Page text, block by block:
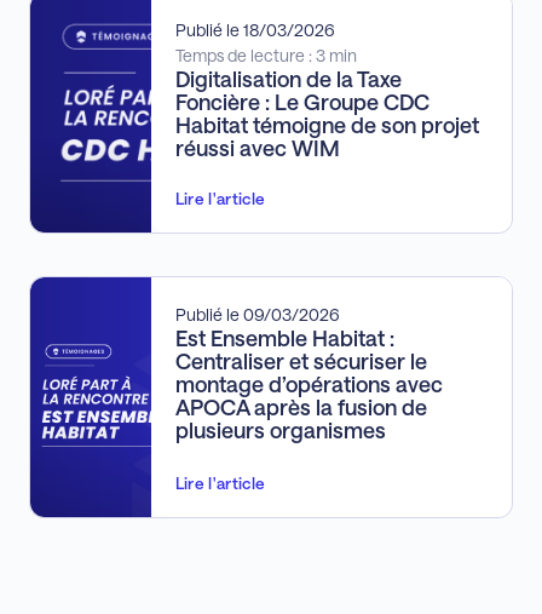
Publié le 18/03/2026
Temps de lecture : 3 min
Digitalisation de la Taxe
Foncière : Le Groupe CDC
Habitat témoigne de son projet
réussi avec WIM
Lire l'article
Publié le 09/03/2026
Est Ensemble Habitat :
Centraliser et sécuriser le
montage d’opérations avec
APOCA après la fusion de
plusieurs organismes
Lire l'article